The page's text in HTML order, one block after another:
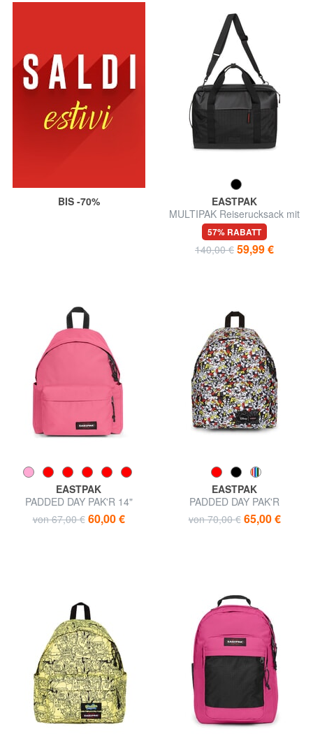
BIS -70%
EASTPAK
MULTIPAK Reiserucksack mit
Schultergurt
57% RABATT
140,00 € 59,99 €
EASTPAK
PADDED DAY PAK'R 14"
Laptop-Rucksack
von 67,00 € 60,00 €
EASTPAK
PADDED DAY PAK'R
Rucksack mit Mickey-Mouse-
Print
von 70,00 € 65,00 €